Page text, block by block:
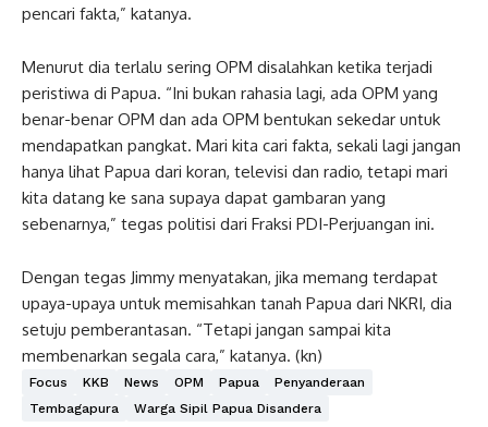
pencari fakta,” katanya.
Menurut dia terlalu sering OPM disalahkan ketika terjadi
peristiwa di Papua. “Ini bukan rahasia lagi, ada OPM yang
benar-benar OPM dan ada OPM bentukan sekedar untuk
mendapatkan pangkat. Mari kita cari fakta, sekali lagi jangan
hanya lihat Papua dari koran, televisi dan radio, tetapi mari
kita datang ke sana supaya dapat gambaran yang
sebenarnya,” tegas politisi dari Fraksi PDI-Perjuangan ini.
Dengan tegas Jimmy menyatakan, jika memang terdapat
upaya-upaya untuk memisahkan tanah Papua dari NKRI, dia
setuju pemberantasan. “Tetapi jangan sampai kita
membenarkan segala cara,” katanya. (kn)
Focus KKB News OPM Papua
Penyanderaan
Tembagapura
Warga Sipil Papua Disandera